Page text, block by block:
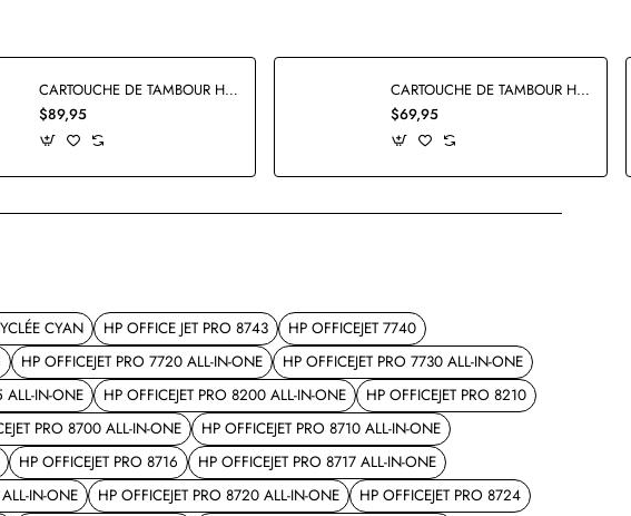
CARTOUCHE DE TAMBOUR HP126A CE314A RECYCLÉE
$89,95
CARTOUCHE DE TAMBOUR HP19A CF219A COMPATIBLE
$69,95
CYAN HP OFFICE JET PRO 8743
HP OFFICEJET 7740
HP OFFICEJET PRO 7720 ALL-IN-ONE
HP OFFICEJET PRO 7730 ALL-IN-ONE
ALL-IN-ONE HP OFFICEJET PRO 8200 ALL-IN-ONE
HP OFFICEJET PRO 8210
PRO 8700 ALL-IN-ONE
HP OFFICEJET PRO 8710 ALL-IN-ONE
HP OFFICEJET PRO 8716
HP OFFICEJET PRO 8717 ALL-IN-ONE
IN-ONE HP OFFICEJET PRO 8720 ALL-IN-ONE
HP OFFICEJET PRO 8724